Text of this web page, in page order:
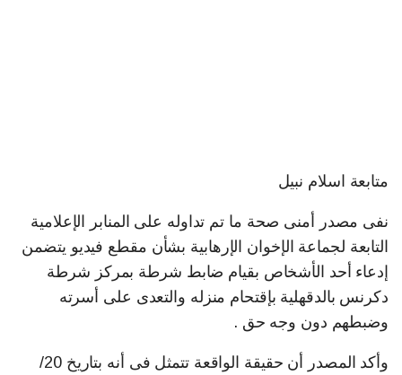
متابعة اسلام نبيل
نفى مصدر أمنى صحة ما تم تداوله على المنابر الإعلامية
التابعة لجماعة الإخوان الإرهابية بشأن مقطع فيديو يتضمن
إدعاء أحد الأشخاص بقيام ضابط شرطة بمركز شرطة
دكرنس بالدقهلية بإقتحام منزله والتعدى على أسرته
وضبطهم دون وجه حق .
وأكد المصدر أن حقيقة الواقعة تتمثل فى أنه بتاريخ 20/